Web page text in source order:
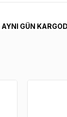
AYNI GÜN